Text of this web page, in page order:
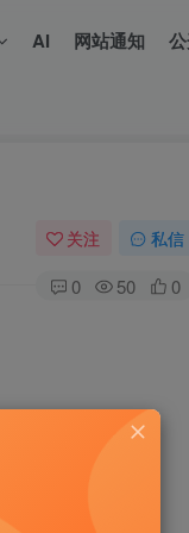
AI 网站通知
关注 私信
0 50 0